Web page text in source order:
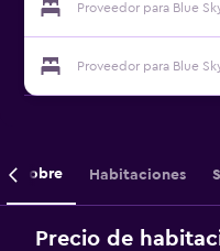
Proveedor para Blue
Proveedor para Blue
Sobre Habitaciones
Precio de